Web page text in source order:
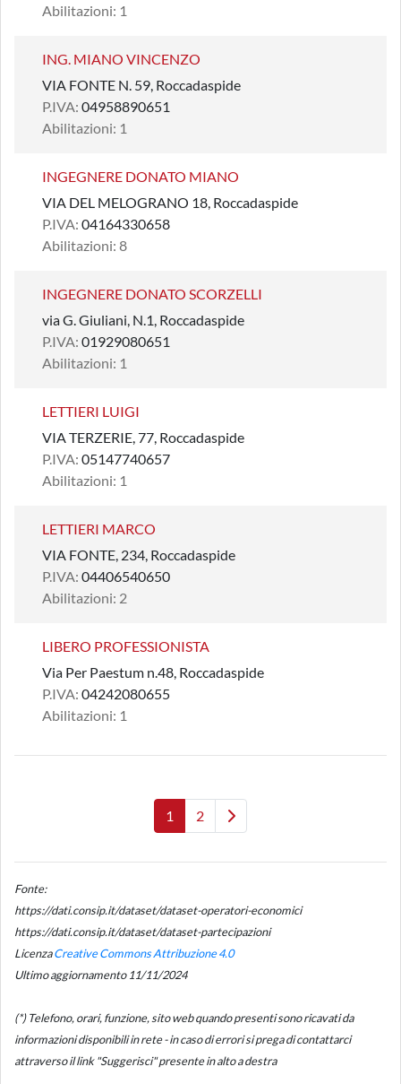
Abilitazioni: 1
ING. MIANO VINCENZO
VIA FONTE N. 59, Roccadaspide
P.IVA: 04958890651
Abilitazioni: 1
INGEGNERE DONATO MIANO
VIA DEL MELOGRANO 18, Roccadaspide
P.IVA: 04164330658
Abilitazioni: 8
INGEGNERE DONATO SCORZELLI
via G. Giuliani, N.1, Roccadaspide
P.IVA: 01929080651
Abilitazioni: 1
LETTIERI LUIGI
VIA TERZERIE, 77, Roccadaspide
P.IVA: 05147740657
Abilitazioni: 1
LETTIERI MARCO
VIA FONTE, 234, Roccadaspide
P.IVA: 04406540650
Abilitazioni: 2
LIBERO PROFESSIONISTA
Via Per Paestum n.48, Roccadaspide
P.IVA: 04242080655
Abilitazioni: 1
1 2
Fonte:
https://dati.consip.it/dataset/dataset-operatori-economici
https://dati.consip.it/dataset/dataset-partecipazioni
LicenzaCreative Commons Attribuzione 4.0
Ultimo aggiornamento 11/11/2024
(*) Telefono, orari, funzione, sito web quando presenti sono ricavati da
informazioni disponibili in rete - in caso di errori si prega di contattarci
attraverso il link "Suggerisci" presente in alto a destra